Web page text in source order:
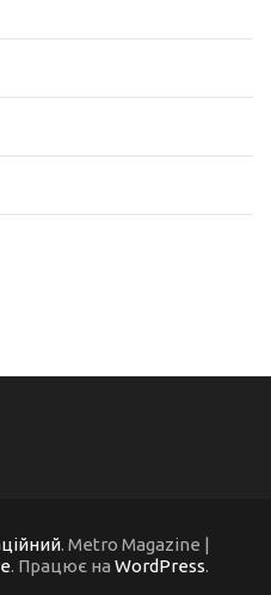
. Metro Magazine |
. Працює на WordPress.